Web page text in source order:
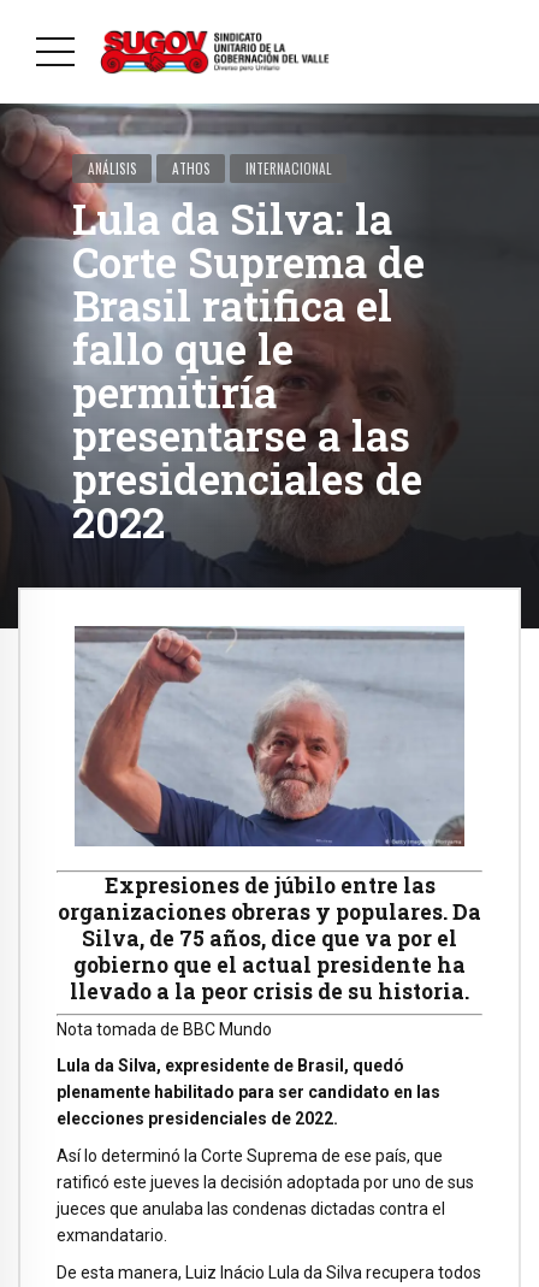
ANÁLISIS ATHOS INTERNACIONAL
Lula da Silva: la
Corte Suprema de
Brasil ratifica el
fallo que le
permitiría
presentarse a las
presidenciales de
2022
Expresiones de júbilo entre las
organizaciones obreras y populares. Da
Silva, de 75 años, dice que va por el
gobierno que el actual presidente ha
llevado a la peor crisis de su historia.
Nota tomada de BBC Mundo
Lula da Silva, expresidente de Brasil, quedó
plenamente habilitado para ser candidato en las
elecciones presidenciales de 2022.
Así lo determinó la Corte Suprema de ese país, que
ratificó este jueves la decisión adoptada por uno de sus
jueces que anulaba las condenas dictadas contra el
exmandatario.
De esta manera, Luiz Inácio Lula da Silva recupera todos